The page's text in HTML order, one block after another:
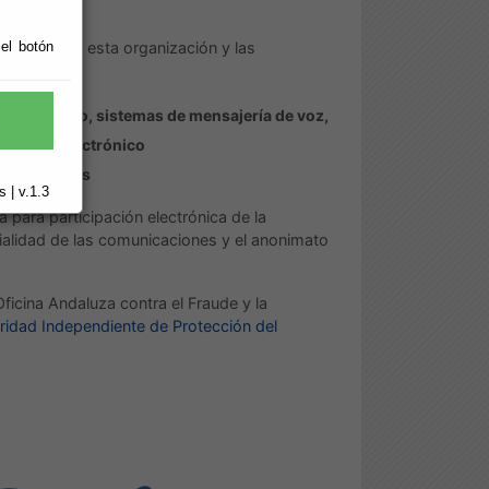
botón
| v.1.3
laboral de esta organización y las
teléfono, sistemas de mensajería de voz,
Correo electrónico
para participación electrónica de la
de las comunicaciones y el anonimato
Andaluza contra el Fraude y la
Independiente de Protección del